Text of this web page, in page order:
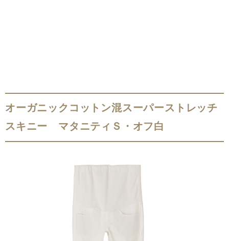
オーガニックコットン混スーパーストレッチ
スキニー マタニティＳ・オフ白